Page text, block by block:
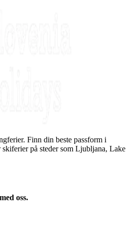
Finn din beste passform i
på steder som Ljubljana, Lake
oss.